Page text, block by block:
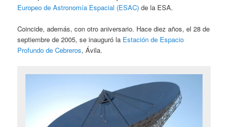
Europeo de Astronomía Espacial (ESAC) de la ESA.
Coincide, además, con otro aniversario. Hace diez años, el 28 de
septiembre de 2005, se inauguró la Estación de Espacio
Profundo de Cebreros, Ávila.